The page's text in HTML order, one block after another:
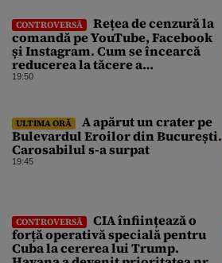
CONTROVERSĂ
Rețea de cenzură la
comandă pe YouTube, Facebook
și Instagram. Cum se încearcă
reducerea la tăcere a
investigațiilor de presă de pe
19:50
ULTIMA ORĂ
A apărut un crater pe
Bulevardul Eroilor din București.
Carosabilul s-a surpat
19:45
CONTROVERSĂ
CIA înființează o
forță operativă specială pentru
Cuba la cererea lui Trump.